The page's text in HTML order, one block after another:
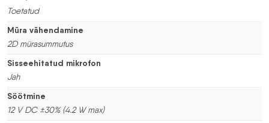
Toetatud
Müra vähendamine
2D mürasummutus
Sisseehitatud mikrofon
Jah
Söötmine
12 V DC ±30% (4.2 W max)